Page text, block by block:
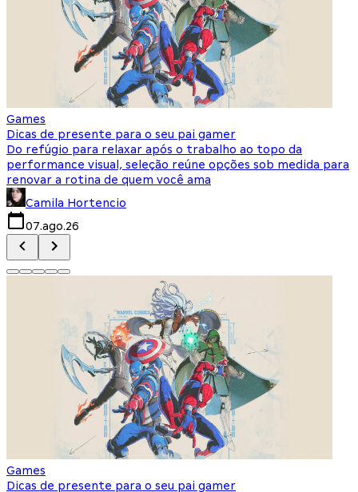
Games
Dicas de presente para o seu pai gamer
Do refúgio para relaxar após o trabalho ao topo da
performance visual, seleção reúne opções sob medida para
renovar a rotina de quem você ama
Camila Hortencio
07.ago.26
Games
Dicas de presente para o seu pai gamer